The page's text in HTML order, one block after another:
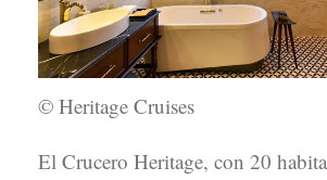
© Heritage Cruises
El Crucero Heritage, con 20